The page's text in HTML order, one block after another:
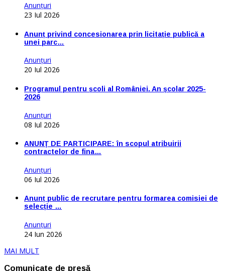
Anunţuri
23 Iul 2026
Anunț privind concesionarea prin licitație publică a
unei parc…
Anunţuri
20 Iul 2026
Programul pentru școli al României. An școlar 2025-
2026
Anunţuri
08 Iul 2026
ANUNŢ DE PARTICIPARE: în scopul atribuirii
contractelor de fina…
Anunţuri
06 Iul 2026
Anunț public de recrutare pentru formarea comisiei de
selecție …
Anunţuri
24 Iun 2026
MAI MULT
Comunicate de presă